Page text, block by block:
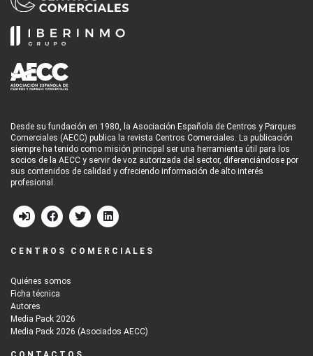
Desde su fundación en 1980, la Asociación Española de Centros y Parques
Comerciales (AECC) publica la revista Centros Comerciales. La publicación
siempre ha tenido como misión principal ser una herramienta útil para los
socios de la AECC y servir de voz autorizada del sector, diferenciándose por
sus contenidos de calidad y ofreciendo información de alto interés
profesional.
CENTROS COMERCIALES
Quiénes somos
Ficha técnica
Autores
Media Pack 2026
Media Pack 2026 (Asociados AECC)